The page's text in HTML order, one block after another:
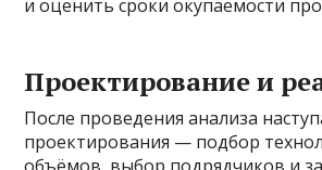
и оценить сроки окупаемости
Проектирование и
После проведения анализа
проектирования — подбор